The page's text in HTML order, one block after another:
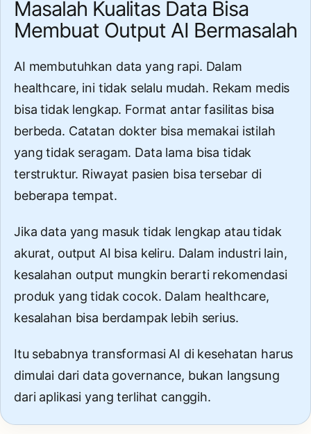
Masalah Kualitas Data Bisa
Membuat Output AI Bermasalah
AI membutuhkan data yang rapi. Dalam
healthcare, ini tidak selalu mudah. Rekam medis
bisa tidak lengkap. Format antar fasilitas bisa
berbeda. Catatan dokter bisa memakai istilah
yang tidak seragam. Data lama bisa tidak
terstruktur. Riwayat pasien bisa tersebar di
beberapa tempat.
Jika data yang masuk tidak lengkap atau tidak
akurat, output AI bisa keliru. Dalam industri lain,
kesalahan output mungkin berarti rekomendasi
produk yang tidak cocok. Dalam healthcare,
kesalahan bisa berdampak lebih serius.
Itu sebabnya transformasi AI di kesehatan harus
dimulai dari data governance, bukan langsung
dari aplikasi yang terlihat canggih.